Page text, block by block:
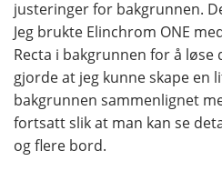
justeringer for bakgrunnen.
Jeg brukte Elinchrom ONE
Recta i bakgrunnen for å løse
gjorde at jeg kunne skape
bakgrunnen sammenlignet
fortsatt slik at man kan se
og flere bord.